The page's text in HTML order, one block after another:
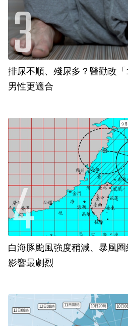
排尿不順、殘尿多？醫勸改
男性更適合
白海豚颱風強度稍減、暴風
影響最劇烈